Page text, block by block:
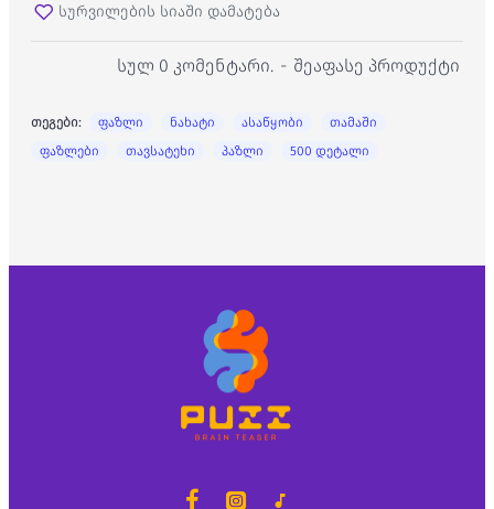
სულ 0 კომენტარი. - შეაფასე პროდუქტი
სურვილების სიაში დამატება
თეგები: ფაზლი ნახატი ასაწყობი
თამაში
ფაზლები
თავსატეხი პაზლი 500 დეტალი